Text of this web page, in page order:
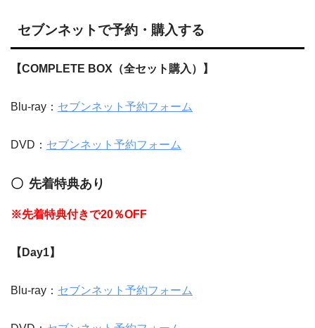
セブンネットで予約・購入する
【COMPLETE BOX（全セット購入）】
Blu-ray： セブンネット予約フォーム
DVD： セブンネット予約フォーム
先着特典あり
※先着特典付きで20％OFF
【Day1】
Blu-ray： セブンネット予約フォーム